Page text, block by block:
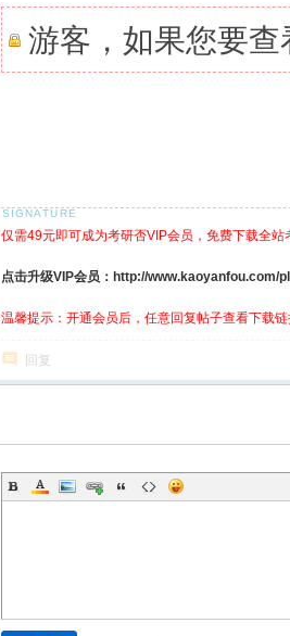
游客，如果您要
仅需49元即可成为考研否VIP会员，免费下载全站
点击升级VIP会员：http://www.kaoyanfou.com/
温馨提示：开通会员后，任意回复帖子查看下载
回复